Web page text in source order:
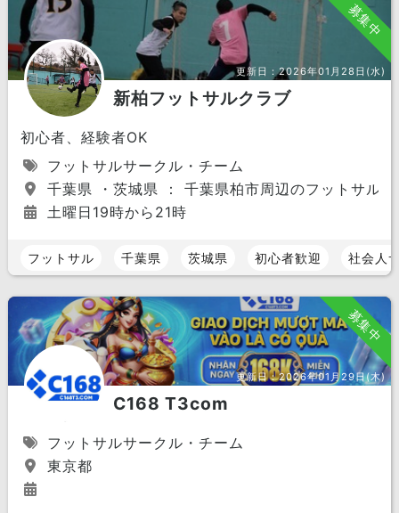
募集中
更新日：2026年01月28日(水)
新柏フットサルクラブ
初心者、経験者OK
フットサルサークル・チーム
千葉県 ・茨城県 ： 千葉県柏市周辺のフットサル場
土曜日19時から21時
フットサル 千葉県 茨城県 初心者歓迎 社会人
募集中
更新日：2026年01月29日(木)
C168 T3com
フットサルサークル・チーム
東京都